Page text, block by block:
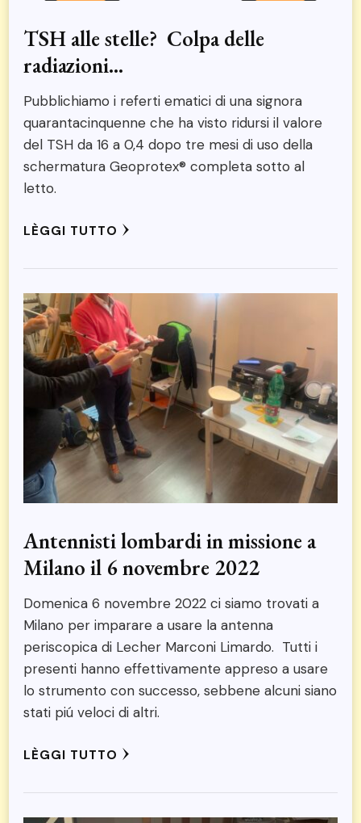
TSH alle stelle? Colpa delle
radiazioni…
Pubblichiamo i referti ematici di una signora
quarantacinquenne che ha visto ridursi il valore
del TSH da 16 a 0,4 dopo tre mesi di uso della
schermatura Geoprotex® completa sotto al
letto.
LÈGGI TUTTO
Antennisti lombardi in missione a
Milano il 6 novembre 2022
Domenica 6 novembre 2022 ci siamo trovati a
Milano per imparare a usare la antenna
periscopica di Lecher Marconi Limardo. Tutti i
presenti hanno effettivamente appreso a usare
lo strumento con successo, sebbene alcuni siano
stati piú veloci di altri.
LÈGGI TUTTO